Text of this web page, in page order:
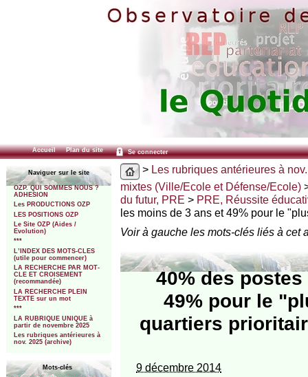
Accueil Plan du site Se connecter
Naviguer sur le site
OZP. QUI SOMMES NOUS ?
ADHESION
Les PRODUCTIONS OZP
LES POSITIONS OZP
Le Site OZP (Aides /
Evolution)
***
L’INDEX DES MOTS-CLES
(utile pour commencer)
LA RECHERCHE PAR MOT-
CLE ET CROISEMENT
(recommandée)
LA RECHERCHE PLEIN
TEXTE sur un mot
***
LA RUBRIQUE UNIQUE à
partir de novembre 2025
Les rubriques antérieures à
nov. 2025 (archive)
Mots-clés
> Les rubriques antérieures à
mixtes (Ville/Ecole et Défense/Ecole)
du futur, PRE > PRE, Réussite
les moins de 3 ans et 49% pour le
Voir à gauche les mots-clés liés à cet
40% des
49% pour le
quartiers
9 décembre 2014